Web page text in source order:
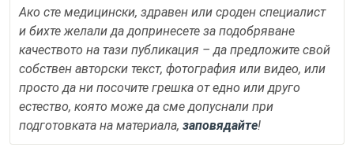
Ако сте медицински, здравен или сроден специалист
и бихте желали да допринесете за подобряване
качеството на тази публикация – да предложите свой
собствен авторски текст, фотография или видео, или
просто да ни посочите грешка от едно или друго
естество, която може да сме допуснали при
подготовката на материала, заповядайте!